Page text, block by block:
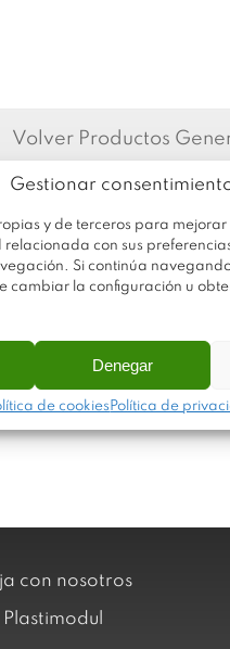
Gestionar
y de terceros para mejorar
con sus
Si continúa
cambiar la configuración u
Denegar
de cookies Política de
Volver Productos
con nosotros